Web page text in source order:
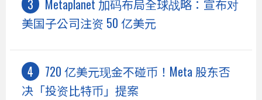
Metaplanet 加码布局全球战略：宣布对
美国子公司注资 50 亿美元
720 亿美元现金不碰币！Meta 股东否
决「投资比特币」提案